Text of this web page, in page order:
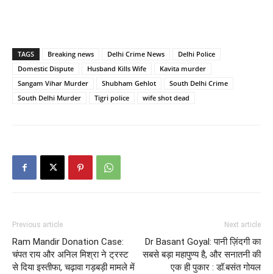
TAGS Breaking news Delhi Crime News
Delhi Police
Domestic Dispute
Husband Kills Wife
Kavita murder
Sangam Vihar Murder
Shubham Gehlot
South Delhi Crime
South Delhi Murder
Tigri police wife shot dead
Previous article
Ram Mandir Donation Case:
चंपत राय और अनिल मिश्रा ने ट्रस्ट
से दिया इस्तीफा, चढ़ावा गड़बड़ी मामले में
Next article
Dr Basant Goyal: पानी ज़िंदगी का
सबसे बड़ा महापुण्य है, और सनातनी की
एक ही पुकार : डॉ.बसंत गोयल